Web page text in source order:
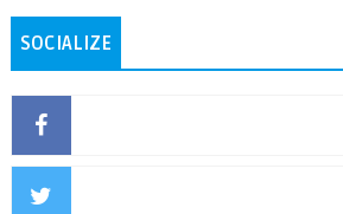
SOCIALIZE